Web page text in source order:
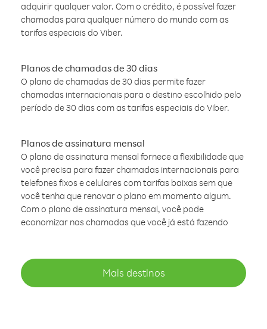
adquirir qualquer valor. Com o crédito, é possível fazer
chamadas para qualquer número do mundo com as
tarifas especiais do Viber.
Planos de chamadas de 30 dias
O plano de chamadas de 30 dias permite fazer
chamadas internacionais para o destino escolhido pelo
período de 30 dias com as tarifas especiais do Viber.
Planos de assinatura mensal
O plano de assinatura mensal fornece a flexibilidade que
você precisa para fazer chamadas internacionais para
telefones fixos e celulares com tarifas baixas sem que
você tenha que renovar o plano em momento algum.
Com o plano de assinatura mensal, você pode
economizar nas chamadas que você já está fazendo
Mais destinos